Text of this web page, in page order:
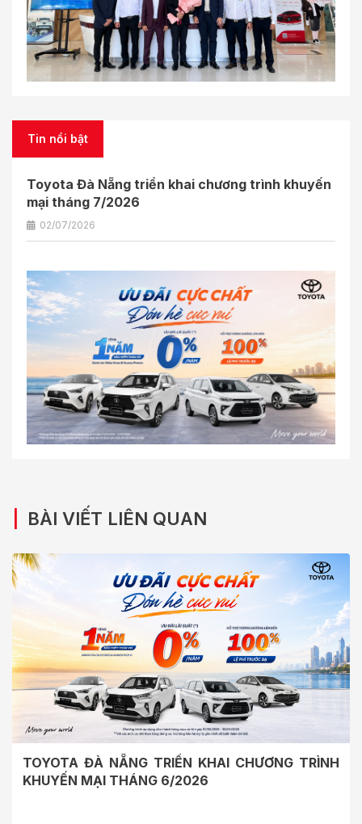
Tin nổi bật
Toyota Đà Nẵng triển khai chương trình khuyến
mại tháng 7/2026
02/07/2026
BÀI VIẾT LIÊN QUAN
TOYOTA ĐÀ NẴNG TRIỂN KHAI CHƯƠNG TRÌNH
KHUYẾN MẠI THÁNG 6/2026